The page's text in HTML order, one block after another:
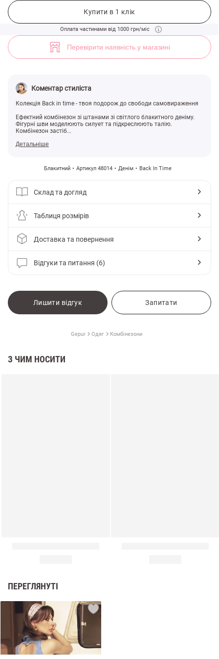
Купити в 1 клік
Оплата частинами від 1000 грн/міс
Перевірити наявність у магазині
Коментар стиліста
Колекція Back in time - твоя подорож до свободи самовираження
Ефектний комбінезон зі штанами зі світлого блакитного деніму.
Фігурні шви моделюють силует та підкреслюють талію.
Комбінезон застіб...
Детальніше
Блакитний Артикул 48014 Денім Back In Time
Склад та догляд
Таблиця розмірів
Доставка та повернення
Відгуки та питання (6)
Лишити відгук Запитати
Gepur Одяг Комбінезони
З ЧИМ НОСИТИ
ПЕРЕГЛЯНУТІ
Блакитний джинсовий комбінезон із штанами (арт. 48014) ♡